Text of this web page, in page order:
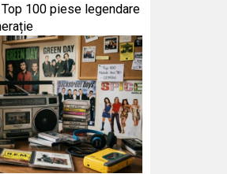
100 piese legendare